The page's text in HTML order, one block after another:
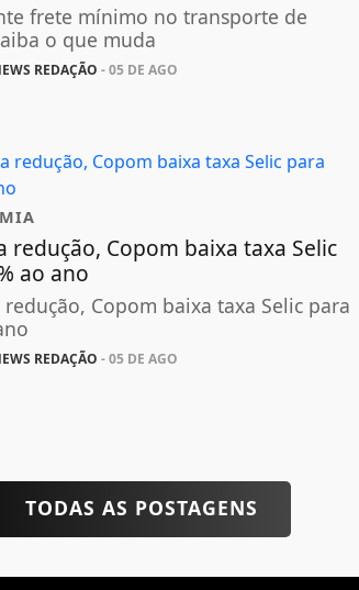
frete mínimo no transporte de
o que muda
REDAÇÃO - 05 DE AGO
redução, Copom baixa taxa Selic
ao ano
redução, Copom baixa taxa Selic para
REDAÇÃO - 05 DE AGO
TODAS AS POSTAGENS